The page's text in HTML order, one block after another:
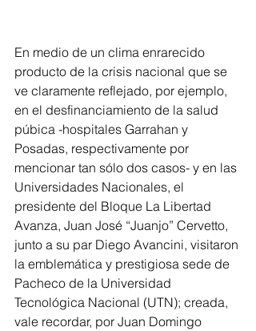
En medio de un clima enrarecido
producto de la crisis nacional que se
ve claramente reflejado, por ejemplo,
en el desfinanciamiento de la salud
púbica -hospitales Garrahan y
Posadas, respectivamente por
mencionar tan sólo dos casos- y en las
Universidades Nacionales, el
presidente del Bloque La Libertad
Avanza, Juan José “Juanjo” Cervetto,
junto a su par Diego Avancini, visitaron
la emblemática y prestigiosa sede de
Pacheco de la Universidad
Tecnológica Nacional (UTN); creada,
vale recordar, por Juan Domingo